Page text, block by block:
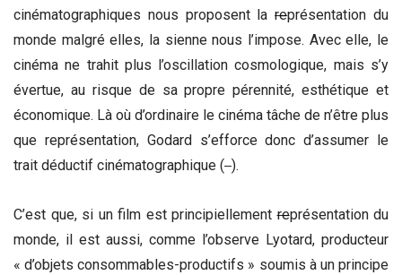
cinématographiques nous proposent lareprésentation du
monde malgré elles, la sienne nous l’impose. Avec elle, le
cinéma ne trahit plus l’oscillation cosmologique, mais s’y
évertue, au risque de sa propre pérennité, esthétique et
économique. Là où d’ordinaire le cinéma tâche de n’être plus
que représentation, Godard s’efforce donc d’assumer le
trait déductif cinématographique ( ).
C’est que, si un film est principiellementreprésentation du
monde, il est aussi, comme l’observe Lyotard, producteur
« d’objets consommables-productifs » soumis à un principe